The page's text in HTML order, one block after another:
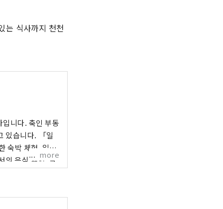
는 식사까지 천천
입니다. 축인 부동
있습니다. 「일
숙박 체험, 일본
의 음식 체험, 일
more